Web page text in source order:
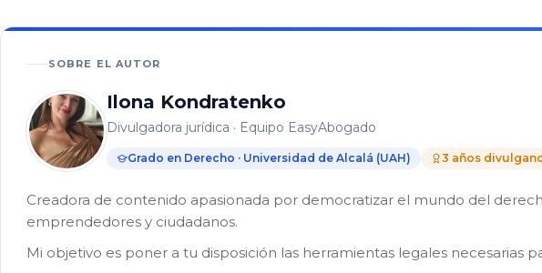
okupación
ilegal?
Cómo
acaban
ocupar
SOBRE EL AUTOR
Ilona Kondratenko
Divulgadora jurídica · Equipo EasyAbogado
Grado en Derecho · Universidad de Alcalá (UAH) 3 años
Creadora de contenido apasionada por democratizar el mundo del
emprendedores y ciudadanos.
Mi objetivo es poner a tu disposición las herramientas legales necesarias